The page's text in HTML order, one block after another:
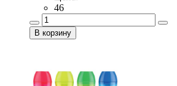
46